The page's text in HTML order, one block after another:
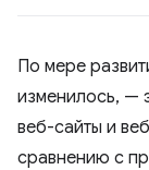
По мере
изменилось, —
веб-сайты и
сравнению с